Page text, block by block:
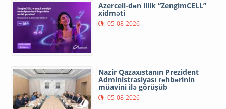
Azercell-dən illik “ZengimCELL”
xidməti
05-08-2026
Nazir Qazaxıstanın Prezident
Administrasiyası rəhbərinin
müavini ilə görüşüb
05-08-2026